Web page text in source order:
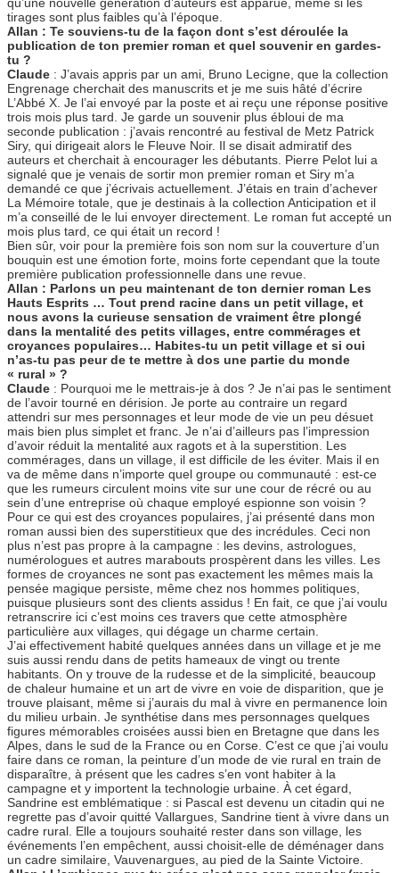
qu’une nouvelle génération d’auteurs est apparue, même si les
tirages sont plus faibles qu’à l’époque.
Allan : Te souviens-tu de la façon dont s’est déroulée la
publication de ton premier roman et quel souvenir en gardes-
tu ?
Claude : J’avais appris par un ami, Bruno Lecigne, que la collection
Engrenage cherchait des manuscrits et je me suis hâté d’écrire
L’Abbé X. Je l’ai envoyé par la poste et ai reçu une réponse positive
trois mois plus tard. Je garde un souvenir plus ébloui de ma
seconde publication : j’avais rencontré au festival de Metz Patrick
Siry, qui dirigeait alors le Fleuve Noir. Il se disait admiratif des
auteurs et cherchait à encourager les débutants. Pierre Pelot lui a
signalé que je venais de sortir mon premier roman et Siry m’a
demandé ce que j’écrivais actuellement. J’étais en train d’achever
La Mémoire totale, que je destinais à la collection Anticipation et il
m’a conseillé de le lui envoyer directement. Le roman fut accepté un
mois plus tard, ce qui était un record !
Bien sûr, voir pour la première fois son nom sur la couverture d’un
bouquin est une émotion forte, moins forte cependant que la toute
première publication professionnelle dans une revue.
Allan : Parlons un peu maintenant de ton dernier roman Les
Hauts Esprits … Tout prend racine dans un petit village, et
nous avons la curieuse sensation de vraiment être plongé
dans la mentalité des petits villages, entre commérages et
croyances populaires… Habites-tu un petit village et si oui
n’as-tu pas peur de te mettre à dos une partie du monde
« rural » ?
Claude : Pourquoi me le mettrais-je à dos ? Je n’ai pas le sentiment
de l’avoir tourné en dérision. Je porte au contraire un regard
attendri sur mes personnages et leur mode de vie un peu désuet
mais bien plus simplet et franc. Je n’ai d’ailleurs pas l’impression
d’avoir réduit la mentalité aux ragots et à la superstition. Les
commérages, dans un village, il est difficile de les éviter. Mais il en
va de même dans n’importe quel groupe ou communauté : est-ce
que les rumeurs circulent moins vite sur une cour de récré ou au
sein d’une entreprise où chaque employé espionne son voisin ?
Pour ce qui est des croyances populaires, j’ai présenté dans mon
roman aussi bien des superstitieux que des incrédules. Ceci non
plus n’est pas propre à la campagne : les devins, astrologues,
numérologues et autres marabouts prospèrent dans les villes. Les
formes de croyances ne sont pas exactement les mêmes mais la
pensée magique persiste, même chez nos hommes politiques,
puisque plusieurs sont des clients assidus ! En fait, ce que j’ai voulu
retranscrire ici c’est moins ces travers que cette atmosphère
particulière aux villages, qui dégage un charme certain.
J’ai effectivement habité quelques années dans un village et je me
suis aussi rendu dans de petits hameaux de vingt ou trente
habitants. On y trouve de la rudesse et de la simplicité, beaucoup
de chaleur humaine et un art de vivre en voie de disparition, que je
trouve plaisant, même si j’aurais du mal à vivre en permanence loin
du milieu urbain. Je synthétise dans mes personnages quelques
figures mémorables croisées aussi bien en Bretagne que dans les
Alpes, dans le sud de la France ou en Corse. C’est ce que j’ai voulu
faire dans ce roman, la peinture d’un mode de vie rural en train de
disparaître, à présent que les cadres s’en vont habiter à la
campagne et y importent la technologie urbaine. À cet égard,
Sandrine est emblématique : si Pascal est devenu un citadin qui ne
regrette pas d’avoir quitté Vallargues, Sandrine tient à vivre dans un
cadre rural. Elle a toujours souhaité rester dans son village, les
événements l’en empêchent, aussi choisit-elle de déménager dans
un cadre similaire, Vauvenargues, au pied de la Sainte Victoire.